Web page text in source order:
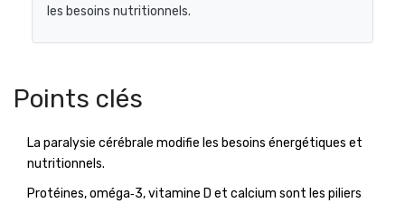
les besoins nutritionnels.
Points clés
La paralysie cérébrale modifie les besoins énergétiques et
nutritionnels.
Protéines, oméga‑3, vitamine D et calcium sont les piliers